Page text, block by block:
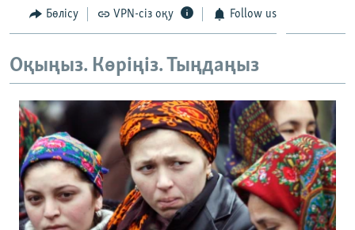
Бөлісу VPN-сіз оқу Follow us
Оқыңыз. Көріңіз. Тыңдаңыз